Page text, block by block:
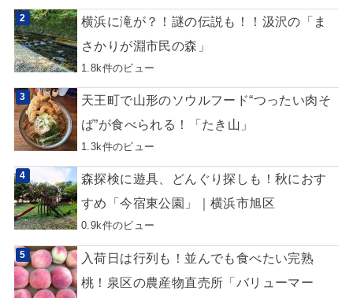
横浜に滝が？！謎の伝説も！！汲沢の「ま
さかりが淵市民の森」
1.8k件のビュー
天王町で山形のソウルフード“つったい肉そ
ば”が食べられる！「たき山」
1.3k件のビュー
森探検に遊具、どんぐり探しも！秋におす
すめ「今宿東公園」｜横浜市旭区
0.9k件のビュー
入荷日は行列も！並んでも食べたい完熟
桃！泉区の農産物直売所「バリューマー